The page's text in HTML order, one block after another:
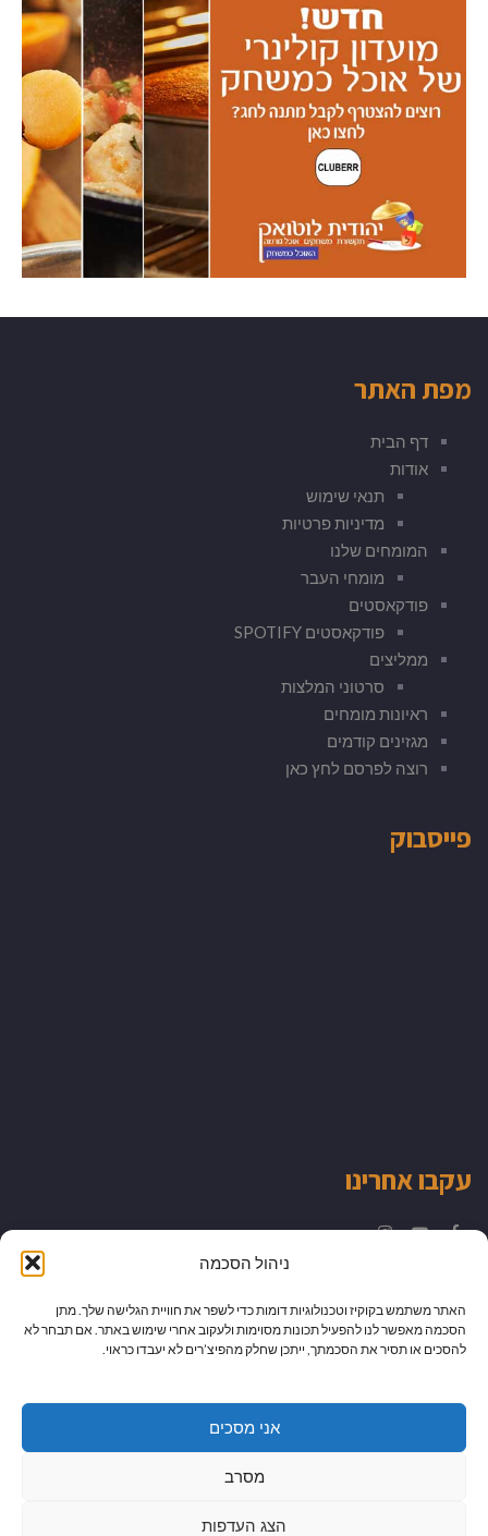
ניהול הסכמה
האתר משתמש בקוקיז וטכנולוגיות דומות כדי לשפר את חוויית הגלישה שלך. מתן
הסכמה מאפשר לנו להפעיל תכונות מסוימות ולעקוב אחרי שימוש באתר. אם תבחר לא
להסכים או תסיר את הסכמתך, ייתכן שחלק מהפיצ’רים לא יעבדו כראוי.
אני מסכים
מסרב
הצג העדפות
מפת האתר
דף הבית
אודות
תנאי שימוש
מדיניות פרטיות
המומחים שלנו
מומחי העבר
פודקאסטים
פודקאסטים SPOTIFY
ממליצים
סרטוני המלצות
ראיונות מומחים
מגזינים קודמים
רוצה לפרסם לחץ כאן
פייסבוק
עקבו אחרינו